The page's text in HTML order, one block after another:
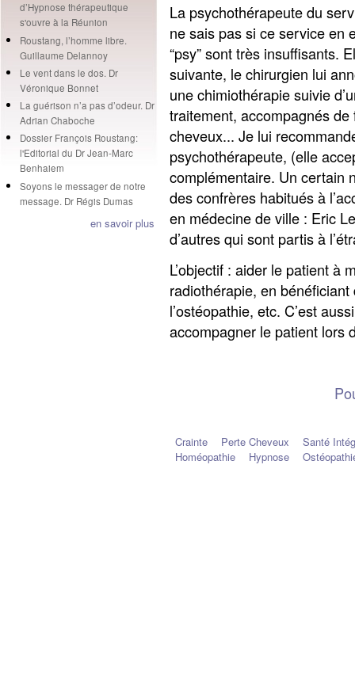
d’Hypnose thérapeutique
s'ouvre à la Réunion
Roustang, l’homme libre.
Guillaume Delannoy
Le vent dans le dos. Dr
Véronique Bonnet
La guérison n’a pas d’odeur. Dr
Adrian Chaboche
Dossier François Roustang:
l'Editorial du Dr Jean-Marc
Benhaiem
Soyons le messager de notre
message. Dr Régis Dumas
en savoir plus
La psychothérapeute du
ne sais pas si ce service en
“psy” sont très insuffisants.
suivante, le chirurgien lui
une chimiothérapie suivie
traitement, accompagnés
cheveux... Je lui
psychothérapeute, (elle
complémentaire. Un certain
des confrères habitués à
en médecine de ville : Eric
d’autres qui sont partis à
L’objectif : aider le patient à
radiothérapie, en
l’ostéopathie, etc. C’est
accompagner le patient lors
Crainte Perte Cheveux
Santé
Homéopathie
Hypnose